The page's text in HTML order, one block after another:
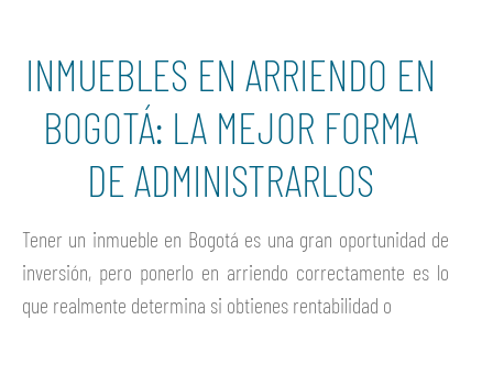
INMUEBLES EN ARRIENDO EN
BOGOTÁ: LA MEJOR FORMA
DE ADMINISTRARLOS
Tener un inmueble en Bogotá es una gran oportunidad de
inversión, pero ponerlo en arriendo correctamente es lo
que realmente determina si obtienes rentabilidad o